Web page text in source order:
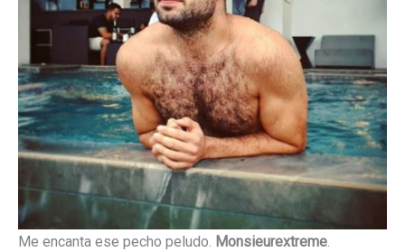
Me encanta ese pecho peludo. Monsieurextreme.